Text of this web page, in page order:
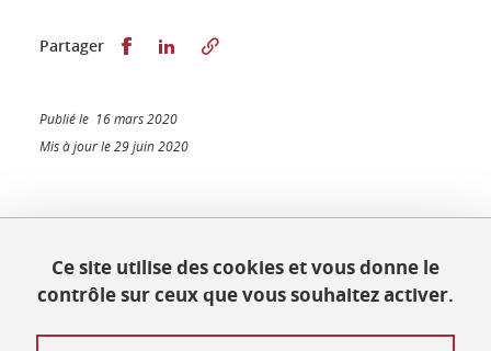
Partager Partager sur Facebook
Partager sur LinkedIn
Publié le 16 mars 2020
Mis à jour le 29 juin 2020
Maison des Langues et des Cultures
Université Grenoble Alpes
BP 25
Tél. +33 (0) 4 76 82 77 48
Ce site utilise des cookies et vous donne le
contrôle sur ceux que vous souhaitez activer.